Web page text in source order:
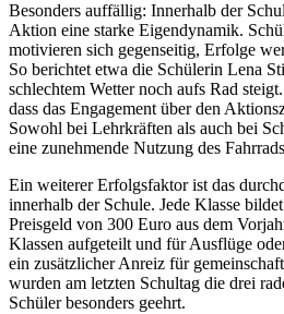
Besonders auffällig: Innerhalb der
Aktion eine starke Eigendynamik.
motivieren sich gegenseitig, Erfolge
So berichtet etwa die Schülerin Lena
schlechtem Wetter noch aufs Rad
dass das Engagement über den
Sowohl bei Lehrkräften als auch bei
eine zunehmende Nutzung des
Ein weiterer Erfolgsfaktor ist das
innerhalb der Schule. Jede Klasse
Preisgeld von 300 Euro aus dem
Klassen aufgeteilt und für Ausflüge
ein zusätzlicher Anreiz für
wurden am letzten Schultag die drei
Schüler besonders geehrt.